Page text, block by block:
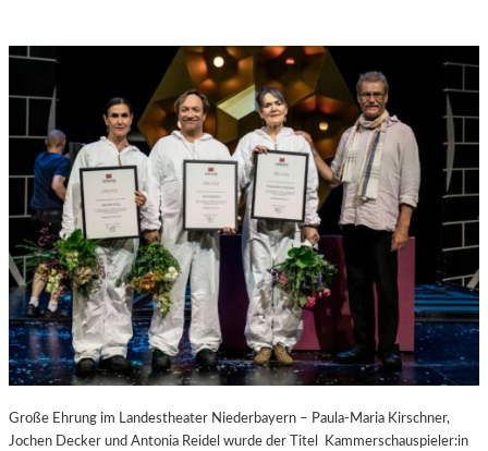
Große Ehrung im Landestheater Niederbayern – Paula-Maria Kirschner,
Jochen Decker und Antonia Reidel wurde der Titel Kammerschauspieler:in